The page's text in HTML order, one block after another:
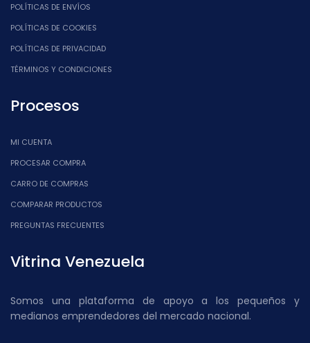
POLÍTICAS DE ENVÍOS
POLÍTICAS DE COOKIES
POLÍTICAS DE PRIVACIDAD
TÉRMINOS Y CONDICIONES
Procesos
MI CUENTA
PROCESAR COMPRA
CARRO DE COMPRAS
COMPARAR PRODUCTOS
PREGUNTAS FRECUENTES
Vitrina Venezuela
Somos una plataforma de apoyo a los pequeños y
medianos emprendedores del mercado nacional.